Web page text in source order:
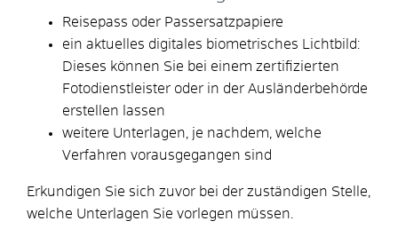
Reisepass oder Passersatzpapiere
ein aktuelles digitales biometrisches Lichtbild:
Dieses können Sie bei einem zertifizierten
Fotodienstleister oder in der Ausländerbehörde
erstellen lassen
weitere Unterlagen, je nachdem, welche
Verfahren vorausgegangen sind
Erkundigen Sie sich zuvor bei der zuständigen Stelle,
welche Unterlagen Sie vorlegen müssen.